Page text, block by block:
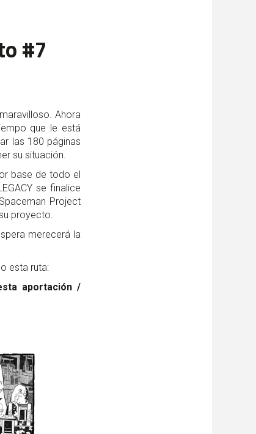
#7
Ahora
que le está
las 180 páginas
su situación.
base de todo el
se finalice
Project
proyecto.
merecerá la
esta ruta:
aportación /